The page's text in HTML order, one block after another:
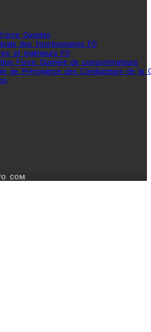
Ouvrière
des fonctionnaires FO
et ingénieurs FO
Force Ouvrière de consommateurs
de Prévoyance des Conducteurs de la
COM